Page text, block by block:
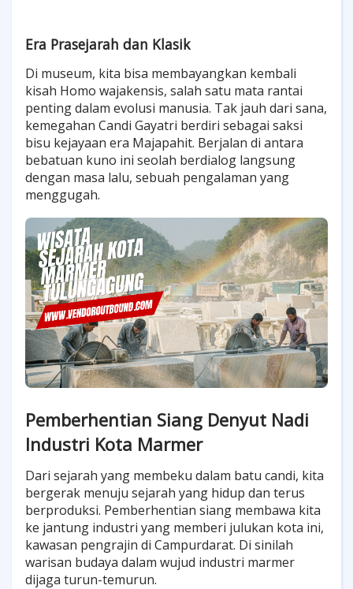
Era Prasejarah dan Klasik
Di museum, kita bisa membayangkan kembali
kisah Homo wajakensis, salah satu mata rantai
penting dalam evolusi manusia. Tak jauh dari sana,
kemegahan Candi Gayatri berdiri sebagai saksi
bisu kejayaan era Majapahit. Berjalan di antara
bebatuan kuno ini seolah berdialog langsung
dengan masa lalu, sebuah pengalaman yang
menggugah.
Pemberhentian Siang Denyut Nadi
Industri Kota Marmer
Dari sejarah yang membeku dalam batu candi, kita
bergerak menuju sejarah yang hidup dan terus
berproduksi. Pemberhentian siang membawa kita
ke jantung industri yang memberi julukan kota ini,
kawasan pengrajin di Campurdarat. Di sinilah
warisan budaya dalam wujud industri marmer
dijaga turun-temurun.